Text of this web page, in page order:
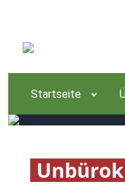
Startseite